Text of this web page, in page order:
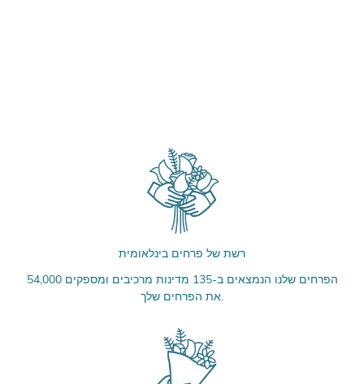
רשת של פרחים בינלאומית
54,000 הפרחים שלנו הנמצאים ב-135 מדינות מרכיבים ומספקים
את הפרחים שלך.